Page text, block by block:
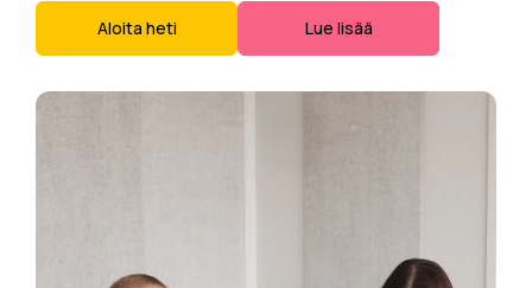
Aloita heti Lue lisää